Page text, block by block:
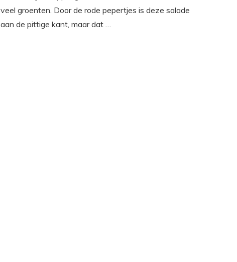
veel groenten. Door de rode pepertjes is deze salade
aan de pittige kant, maar dat …